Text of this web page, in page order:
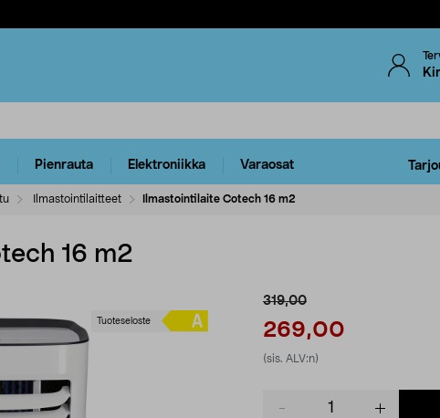
Pienrauta Elektroniikka Varaosat
Ilmastointilaitteet Ilmastointilaite Cotech 16 m2
16 m2
Tuoteseloste
319,00
269,00
(sis. ALV:n)